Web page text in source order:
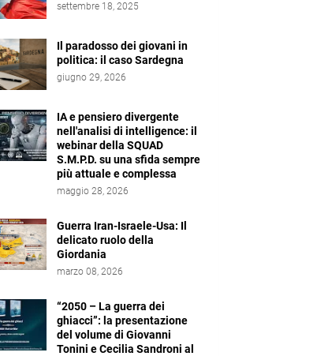
settembre 18, 2025
Il paradosso dei giovani in
politica: il caso Sardegna
giugno 29, 2026
IA e pensiero divergente
nell'analisi di intelligence: il
webinar della SQUAD
S.M.P.D. su una sfida sempre
più attuale e complessa
maggio 28, 2026
Guerra Iran-Israele-Usa: Il
delicato ruolo della
Giordania
marzo 08, 2026
“2050 – La guerra dei
ghiacci”: la presentazione
del volume di Giovanni
Tonini e Cecilia Sandroni al